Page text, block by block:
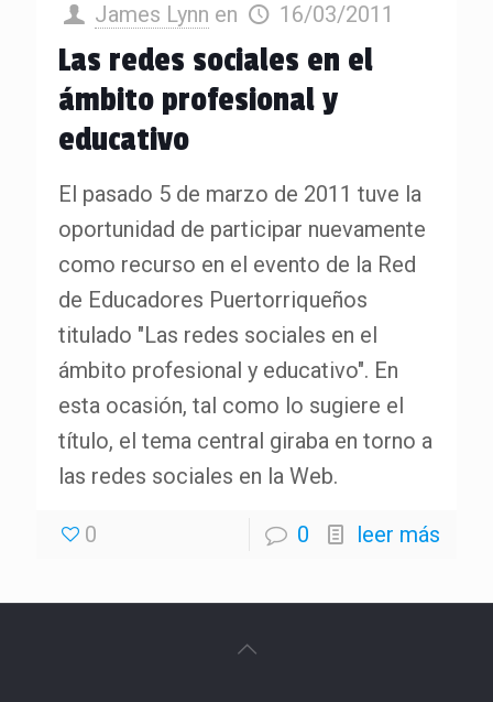
James Lynn en 16/03/2011
Las redes sociales en el
ámbito profesional y
educativo
El pasado 5 de marzo de 2011 tuve la
oportunidad de participar nuevamente
como recurso en el evento de la Red
de Educadores Puertorriqueños
titulado "Las redes sociales en el
ámbito profesional y educativo". En
esta ocasión, tal como lo sugiere el
título, el tema central giraba en torno a
las redes sociales en la Web.
0 0 leer más